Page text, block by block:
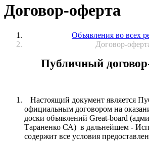
Договор-оферта
Объявления во всех
Договор-
Публичный
Настоящий документ является
официальным договором на
доски объявлений Great-board
Тараненко СА) в дальнейшем -
содержит все условия